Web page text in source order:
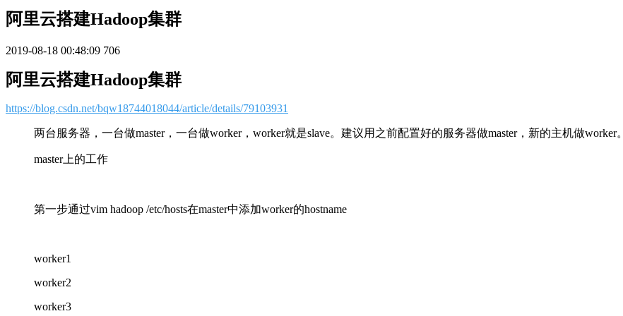
阿里云搭建Hadoop集群
2019-08-18 00:48:09 706
阿里云搭建Hadoop集群
https://blog.csdn.net/bqw18744018044/article/details/79103931
两台服务器，一台做master，一台做worker，worker就是slave。建议用之前配置好的服务器做master，新的主机做worker。
master上的工作
第一步通过vim hadoop /etc/hosts在master中添加worker的hostname
worker1
worker2
worker3